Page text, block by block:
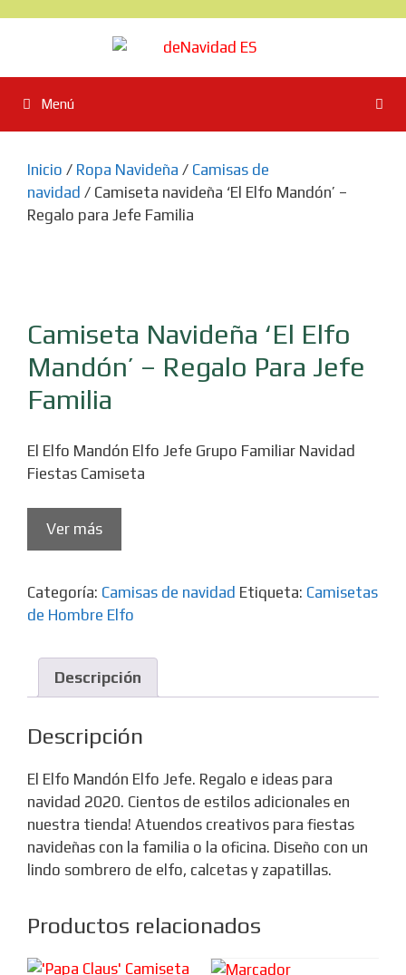
Menú
Inicio / Ropa Navideña / Camisas de
navidad / Camiseta navideña ‘El Elfo Mandón’ –
Regalo para Jefe Familia
Camiseta Navideña ‘El Elfo
Mandón’ – Regalo Para Jefe
Familia
El Elfo Mandón Elfo Jefe Grupo Familiar Navidad
Fiestas Camiseta
Ver más
Categoría: Camisas de navidad Etiqueta: Camisetas
de Hombre Elfo
Descripción
Descripción
El Elfo Mandón Elfo Jefe. Regalo e ideas para
navidad 2020. Cientos de estilos adicionales en
nuestra tienda! Atuendos creativos para fiestas
navideñas con la familia o la oficina. Diseño con un
lindo sombrero de elfo, calcetas y zapatillas.
Productos relacionados